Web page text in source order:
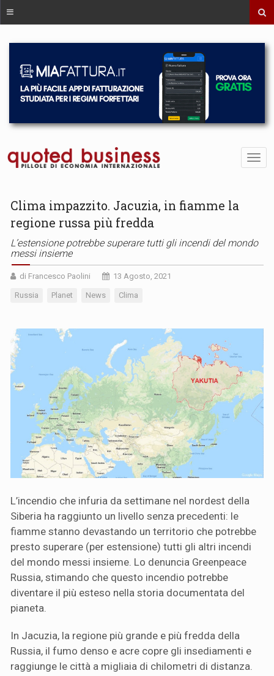
Clima impazzito. Jacuzia, in fiamme la
regione russa più fredda
L’estensione potrebbe superare tutti gli incendi del mondo
messi insieme
di Francesco Paolini 13 Agosto, 2021
Russia Planet News Clima
L’incendio che infuria da settimane nel nordest della
Siberia ha raggiunto un livello senza precedenti: le
fiamme stanno devastando un territorio che potrebbe
presto superare (per estensione) tutti gli altri incendi
del mondo messi insieme. Lo denuncia Greenpeace
Russia, stimando che questo incendio potrebbe
diventare il più esteso nella storia documentata del
pianeta.
In Jacuzia, la regione più grande e più fredda della
Russia, il fumo denso e acre copre gli insediamenti e
raggiunge le città a migliaia di chilometri di distanza.